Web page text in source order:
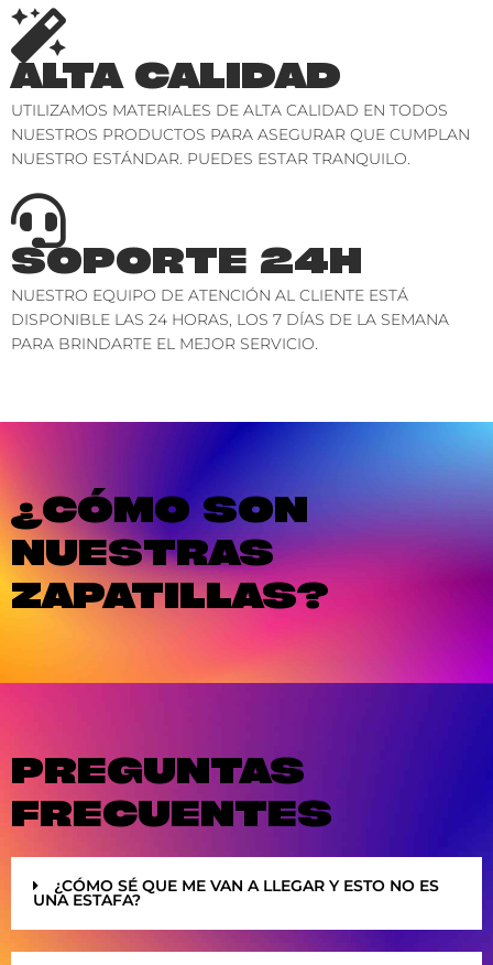
ALTA CALIDAD
UTILIZAMOS MATERIALES DE ALTA CALIDAD EN TODOS
NUESTROS PRODUCTOS PARA ASEGURAR QUE CUMPLAN
NUESTRO ESTÁNDAR. PUEDES ESTAR TRANQUILO.
SOPORTE 24H
NUESTRO EQUIPO DE ATENCIÓN AL CLIENTE ESTÁ
DISPONIBLE LAS 24 HORAS, LOS 7 DÍAS DE LA SEMANA
PARA BRINDARTE EL MEJOR SERVICIO.
¿CÓMO SON
NUESTRAS
ZAPATILLAS?
PREGUNTAS
FRECUENTES
¿CÓMO SÉ QUE ME VAN A LLEGAR Y ESTO NO ES
UNA ESTAFA?